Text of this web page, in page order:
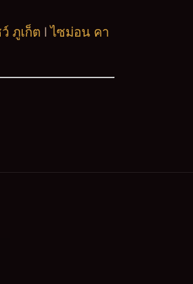
ภูเก็ต lไซม่อน คา